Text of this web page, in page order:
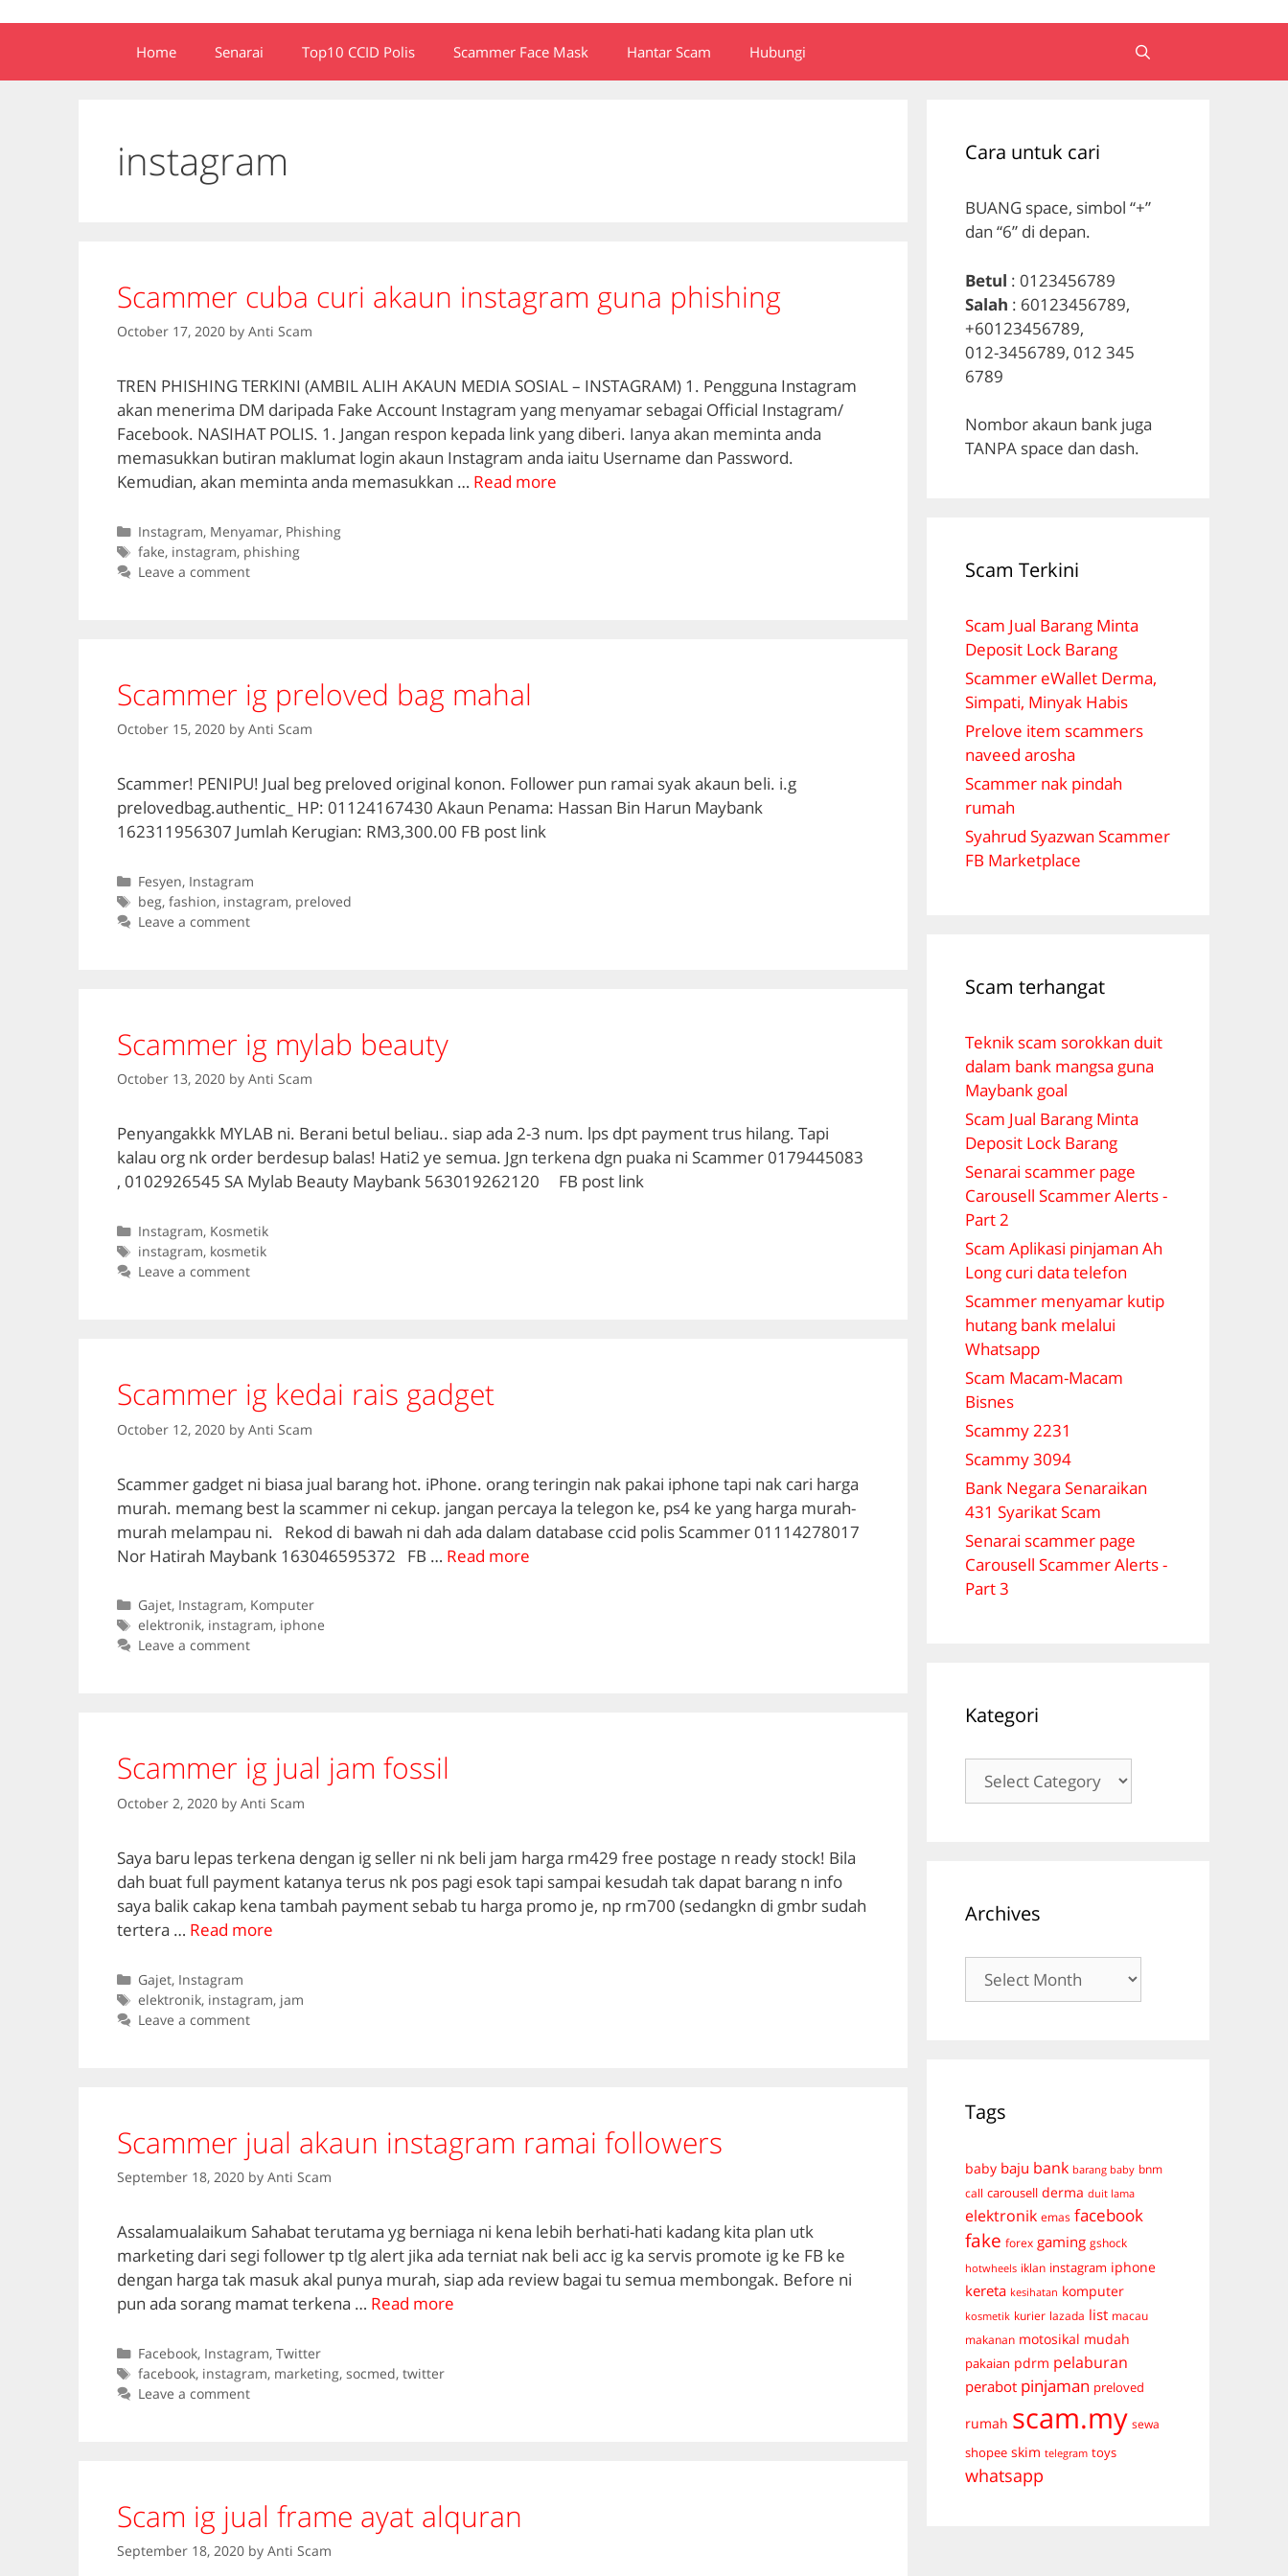
Home Senarai Top10 CCID Polis Scammer Face Mask Hantar Scam Hubungi
instagram
Scammer cuba curi akaun instagram guna phishing
October 17, 2020 by Anti Scam
TREN PHISHING TERKINI (AMBIL ALIH AKAUN MEDIA SOSIAL – INSTAGRAM) 1. Pengguna Instagram
akan menerima DM daripada Fake Account Instagram yang menyamar sebagai Official Instagram/
Facebook. NASIHAT POLIS. 1. Jangan respon kepada link yang diberi. Ianya akan meminta anda
memasukkan butiran maklumat login akaun Instagram anda iaitu Username dan Password.
Kemudian, akan meminta anda memasukkan … Read more
Categories
Instagram, Menyamar, Phishing
Tags
fake, instagram, phishing
Leave a comment
Scammer ig preloved bag mahal
October 15, 2020 by Anti Scam
Scammer! PENIPU! Jual beg preloved original konon. Follower pun ramai syak akaun beli. i.g
prelovedbag.authentic_ HP: 01124167430 Akaun Penama: Hassan Bin Harun Maybank
162311956307 Jumlah Kerugian: RM3,300.00 FB post link
Categories
Fesyen, Instagram
Tags
beg, fashion, instagram, preloved
Leave a comment
Scammer ig mylab beauty
October 13, 2020 by Anti Scam
Penyangakkk MYLAB ni. Berani betul beliau.. siap ada 2-3 num. lps dpt payment trus hilang. Tapi
kalau org nk order berdesup balas! Hati2 ye semua. Jgn terkena dgn puaka ni Scammer 0179445083
, 0102926545 SA Mylab Beauty Maybank 563019262120 FB post link
Categories
Instagram, Kosmetik
Tags
instagram, kosmetik
Leave a comment
Scammer ig kedai rais gadget
October 12, 2020 by Anti Scam
Scammer gadget ni biasa jual barang hot. iPhone. orang teringin nak pakai iphone tapi nak cari harga
murah. memang best la scammer ni cekup. jangan percaya la telegon ke, ps4 ke yang harga murah-
murah melampau ni. Rekod di bawah ni dah ada dalam database ccid polis Scammer 01114278017
Nor Hatirah Maybank 163046595372 FB … Read more
Categories
Gajet, Instagram, Komputer
Tags
elektronik, instagram, iphone
Leave a comment
Scammer ig jual jam fossil
October 2, 2020 by Anti Scam
Saya baru lepas terkena dengan ig seller ni nk beli jam harga rm429 free postage n ready stock! Bila
dah buat full payment katanya terus nk pos pagi esok tapi sampai kesudah tak dapat barang n info
saya balik cakap kena tambah payment sebab tu harga promo je, np rm700 (sedangkn di gmbr sudah
tertera … Read more
Categories
Gajet, Instagram
Tags
elektronik, instagram, jam
Leave a comment
Scammer jual akaun instagram ramai followers
September 18, 2020 by Anti Scam
Assalamualaikum Sahabat terutama yg berniaga ni kena lebih berhati-hati kadang kita plan utk
marketing dari segi follower tp tlg alert jika ada terniat nak beli acc ig ka servis promote ig ke FB ke
dengan harga tak masuk akal punya murah, siap ada review bagai tu semua membongak. Before ni
pun ada sorang mamat terkena … Read more
Categories
Facebook, Instagram, Twitter
Tags
facebook, instagram, marketing, socmed, twitter
Leave a comment
Scam ig jual frame ayat alquran
September 18, 2020 by Anti Scam
Cara untuk cari
BUANG space, simbol “+”
dan “6” di depan.
Betul : 0123456789
Salah : 60123456789,
+60123456789,
012-3456789, 012 345
6789
Nombor akaun bank juga
TANPA space dan dash.
Scam Terkini
Scam Jual Barang Minta
Deposit Lock Barang
Scammer eWallet Derma,
Simpati, Minyak Habis
Prelove item scammers
naveed arosha
Scammer nak pindah
rumah
Syahrud Syazwan Scammer
FB Marketplace
Scam terhangat
Teknik scam sorokkan duit
dalam bank mangsa guna
Maybank goal
Scam Jual Barang Minta
Deposit Lock Barang
Senarai scammer page
Carousell Scammer Alerts -
Part 2
Scam Aplikasi pinjaman Ah
Long curi data telefon
Scammer menyamar kutip
hutang bank melalui
Whatsapp
Scam Macam-Macam
Bisnes
Scammy 2231
Scammy 3094
Bank Negara Senaraikan
431 Syarikat Scam
Senarai scammer page
Carousell Scammer Alerts -
Part 3
Kategori
Kategori
Archives
Archives
Tags
baby baju bank barang baby bnm
call carousell derma duit lama
elektronik emas facebook
fake forex gaming gshock
hotwheels iklan instagram iphone
kereta kesihatan komputer
kosmetik kurier lazada list macau
makanan motosikal mudah
pakaian pdrm pelaburan
perabot pinjaman preloved
rumah scam.my sewa
shopee skim telegram toys
whatsapp